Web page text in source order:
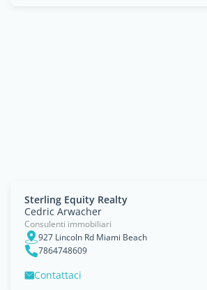
Sterling Equity Realty
Cedric Arwacher
Consulenti immobiliari
927 Lincoln Rd Miami Beach
7864748609
Contattaci